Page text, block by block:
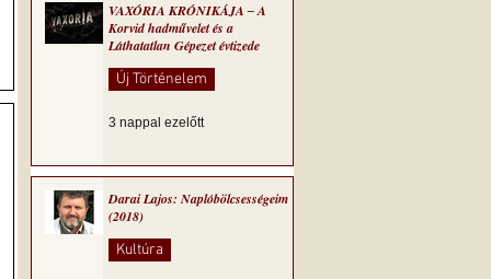
VAXÓRIA KRÓNIKÁJA ‒ A
Korvid hadművelet és a
Láthatatlan Gépezet évtizede
Új Történelem
3 nappal ezelőtt
Darai Lajos: Naplóbölcsességeim
(2018)
Kultúra